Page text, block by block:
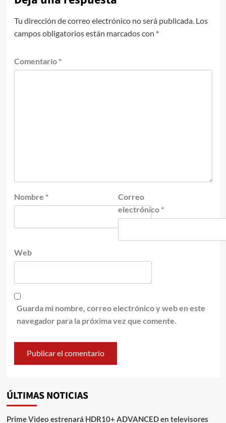
Tu dirección de correo electrónico no será publicada. Los
campos obligatorios están marcados con *
Comentario *
Nombre *
Correo
electrónico *
Web
Guarda mi nombre, correo electrónico y web en este
navegador para la próxima vez que comente.
ÚLTIMAS NOTICIAS
Prime Video estrenará HDR10+ ADVANCED en televisores